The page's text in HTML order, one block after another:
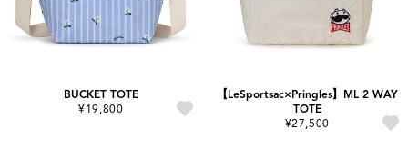
BUCKET TOTE
¥19,800
【LeSportsac×Pringles】ML 2 WAY
TOTE
¥27,500